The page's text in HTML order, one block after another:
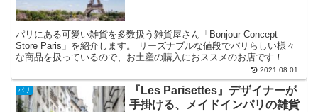
パリにある可愛い雑貨を多数扱う雑貨屋さん「Bonjour Concept
Store Paris」を紹介します。 リーズナブルな値段でパリらしい様々
な商品を扱っているので、お土産の購入におススメのお店です！
2021.08.01
パリ
『Les Parisettes』デザイナーが
手掛ける、メイドインパリの雑貨